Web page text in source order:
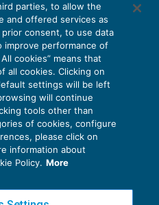
possano trovare
al riporto delle perdite
le limitazionidi cui
Tuir.
che, qualora si intenda
di gruppo
trasferimento indiretto
partecipazioni di una
fiscali riportabili,è senza
le
Dovier
Policy
Policy
parties, to allow the
and offered services as
consent, to use data
improve performance of
cookies” means that
all cookies. Clicking on
settings will be left
will continue
tools other than
of cookies, configure
please click on
information about
Policy. More